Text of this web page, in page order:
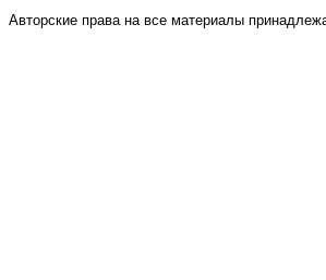
Авторские права на все материалы